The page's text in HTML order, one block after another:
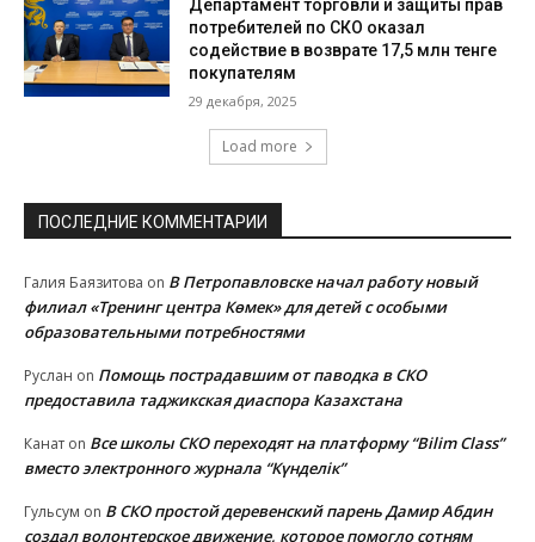
Департамент торговли и защиты прав
потребителей по СКО оказал
содействие в возврате 17,5 млн тенге
покупателям
29 декабря, 2025
Load more
ПОСЛЕДНИЕ КОММЕНТАРИИ
Галия Баязитова on В Петропавловске начал работу новый
филиал «Тренинг центра Көмек» для детей с особыми
образовательными потребностями
Руслан on Помощь пострадавшим от паводка в СКО
предоставила таджикская диаспора Казахстана
Канат on Все школы СКО переходят на платформу “Bilim Class”
вместо электронного журнала “Күнделік”
Гульсум on В СКО простой деревенский парень Дамир Абдин
создал волонтерское движение, которое помогло сотням